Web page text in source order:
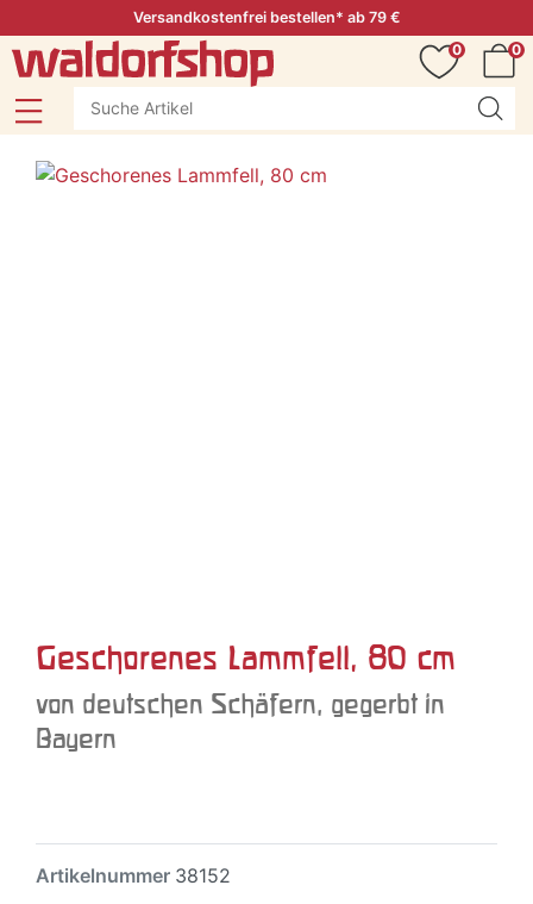
Versandkostenfrei bestellen* ab 79 €
0
0
Geschorenes Lammfell, 80 cm
von deutschen Schäfern, gegerbt in
Bayern
Artikelnummer 38152